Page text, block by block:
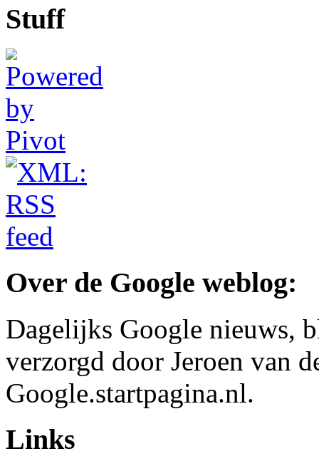
Stuff
Over de Google weblog:
Dagelijks Google nieuws,
verzorgd door Jeroen van
Google.startpagina.nl.
Links